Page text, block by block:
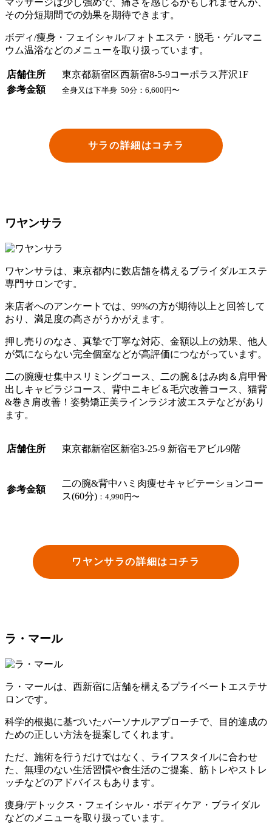
マッサージは少し強めで、痛さを感じるかもしれませんが、
その分短期間での効果を期待できます。
ボディ/痩身・フェイシャル/フォトエステ・脱毛・ゲルマニ
ウム温浴などのメニューを取り扱っています。
店舗住所
東京都新宿区西新宿8-5-9コーポラス芹沢1F
参考金額
全身又は下半身 50分：6,600円〜
サラの詳細はコチラ
ワヤンサラ
ワヤンサラは、東京都内に数店舗を構えるブライダルエステ
専門サロンです。
来店者へのアンケートでは、99%の方が期待以上と回答して
おり、満足度の高さがうかがえます。
押し売りのなさ、真摯で丁寧な対応、金額以上の効果、他人
が気にならない完全個室などが高評価につながっています。
二の腕痩せ集中スリミングコース、二の腕＆はみ肉＆肩甲骨
出しキャビラジコース、背中ニキビ＆毛穴改善コース、猫背
&巻き肩改善！姿勢矯正美ラインラジオ波エステなどがあり
ます。
店舗住所 東京都新宿区新宿3-25-9 新宿モアビル9階
参考金額
二の腕&背中ハミ肉痩せキャビテーションコー
ス(60分) ：4,990円〜
ワヤンサラの詳細はコチラ
ラ・マール
ラ・マールは、西新宿に店舗を構えるプライベートエステサ
ロンです。
科学的根拠に基づいたパーソナルアプローチで、目的達成の
ための正しい方法を提案してくれます。
ただ、施術を行うだけではなく、ライフスタイルに合わせ
た、無理のない生活習慣や食生活のご提案、筋トレやストレ
ッチなどのアドバイスもあります。
痩身/デトックス・フェイシャル・ボディケア・ブライダル
などのメニューを取り扱っています。